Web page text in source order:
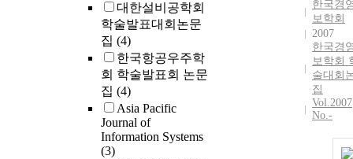
대한설비공학회
학술발표대회논문
집 (4)
한국항공우주학
회 학술발표회 논문
집 (4)
Asia Pacific
Journal of
Information Systems
(3)
한국경
보학회
2007
한국경
보학회
술대회
집
Vol.2007
No.-